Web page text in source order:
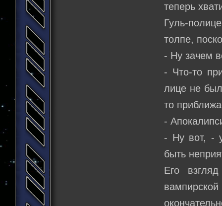
теперь
Гуль-
толпе,
- Ну зачем
- Что-то
лице не
то
-
- Ну вот, -
быть
Его